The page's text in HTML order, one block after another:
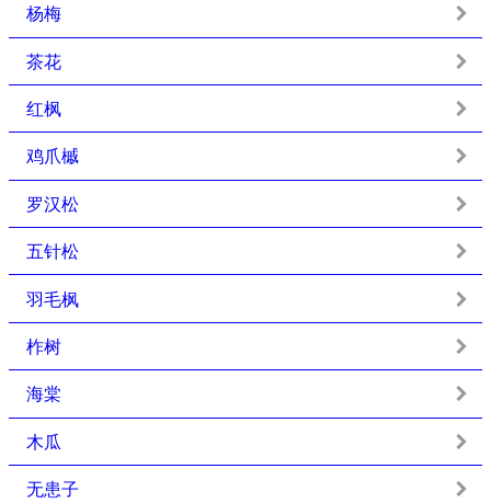
杨梅
茶花
红枫
鸡爪槭
罗汉松
五针松
羽毛枫
柞树
海棠
木瓜
无患子